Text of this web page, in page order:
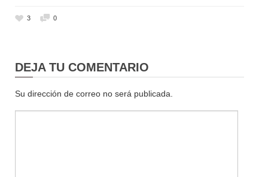
3 0
DEJA TU COMENTARIO
Su dirección de correo no será publicada.